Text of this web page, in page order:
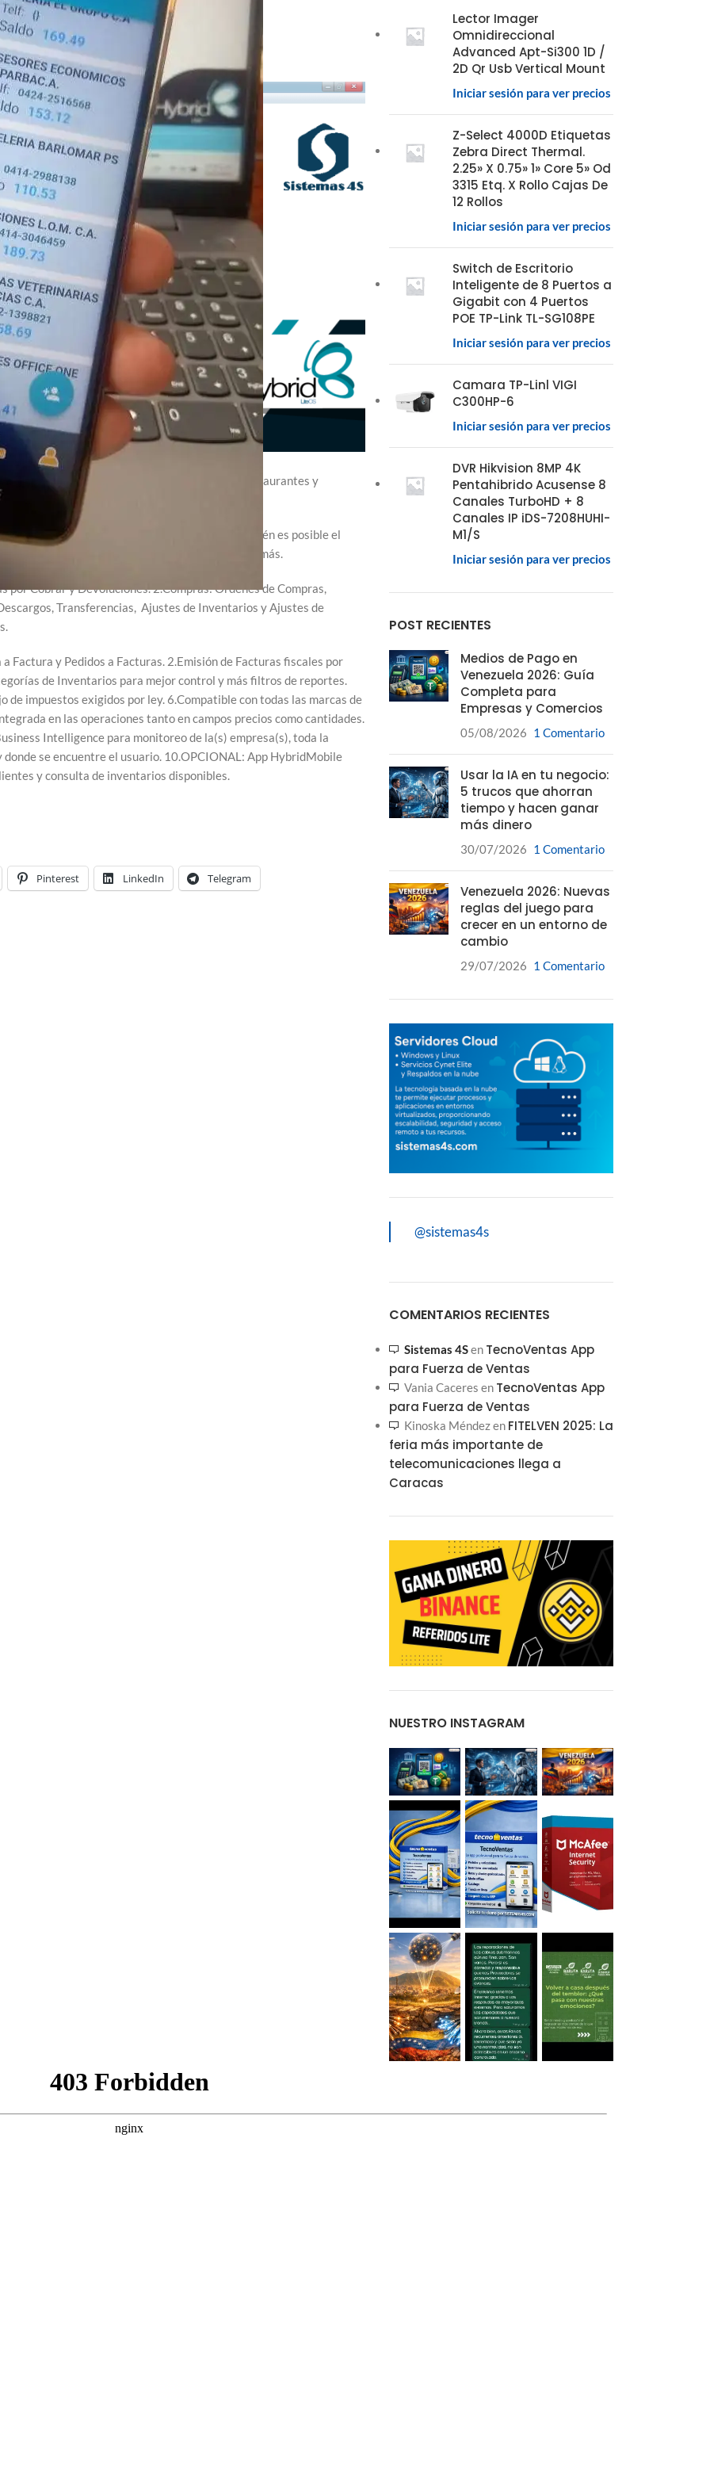
y detal, también cuenta con aplicativo de restaurantes y
de compras y costeo de inventarios. También es posible el
alternativos como Zelle, PayPal, Zinli, Cryptos y más.
por Cobrar y Devoluciones. 2.Compras: Ordenes de Compras,
Transferencias, Ajustes de Inventarios y Ajustes de
Factura y Pedidos a Facturas. 2.Emisión de Facturas fiscales por
de Inventarios para mejor control y más filtros de reportes.
impuestos exigidos por ley. 6.Compatible con todas las marcas de
en las operaciones tanto en campos precios como cantidades.
Intelligence para monitoreo de la(s) empresa(s), toda la
se encuentre el usuario. 10.OPCIONAL: App HybridMobile
y consulta de inventarios disponibles.
Pinterest LinkedIn Telegram
Lector Imager
Omnidireccional
Advanced Apt-Si300 1D /
2D Qr Usb Vertical Mount
Iniciar sesión para ver precios
Z-Select 4000D Etiquetas
Zebra Direct Thermal.
2.25» X 0.75» 1» Core 5» Od
3315 Etq. X Rollo Cajas De
12 Rollos
Iniciar sesión para ver precios
Switch de Escritorio
Inteligente de 8 Puertos a
Gigabit con 4 Puertos
POE TP-Link TL-SG108PE
Iniciar sesión para ver precios
Camara TP-Linl VIGI
C300HP-6
Iniciar sesión para ver precios
DVR Hikvision 8MP 4K
Pentahibrido Acusense 8
Canales TurboHD + 8
Canales IP iDS-7208HUHI-
M1/S
Iniciar sesión para ver precios
POST RECIENTES
Medios de Pago en
Venezuela 2026: Guía
Completa para
Empresas y Comercios
05/08/2026 1 Comentario
Usar la IA en tu negocio:
5 trucos que ahorran
tiempo y hacen ganar
más dinero
30/07/2026 1 Comentario
Venezuela 2026: Nuevas
reglas del juego para
crecer en un entorno de
cambio
29/07/2026 1 Comentario
@sistemas4s
COMENTARIOS RECIENTES
Sistemas 4Sen TecnoVentas App
para Fuerza de Ventas
Vania Caceres en TecnoVentas App
para Fuerza de Ventas
Kinoska Méndezen FITELVEN 2025: La
feria más importante de
telecomunicaciones llega a
Caracas
NUESTRO INSTAGRAM